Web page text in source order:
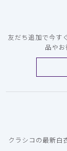
友だち追加で今す
品やお
クラシコの最新白